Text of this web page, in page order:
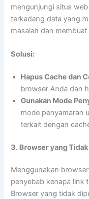
mengunjungi situs
terkadang data yang
masalah dan
Solusi:
Hapus Cache dan
browser Anda dan
Gunakan Mode
mode penyamaran
terkait dengan
3. Browser yang
Menggunakan
penyebab kenapa link
Browser yang tidak